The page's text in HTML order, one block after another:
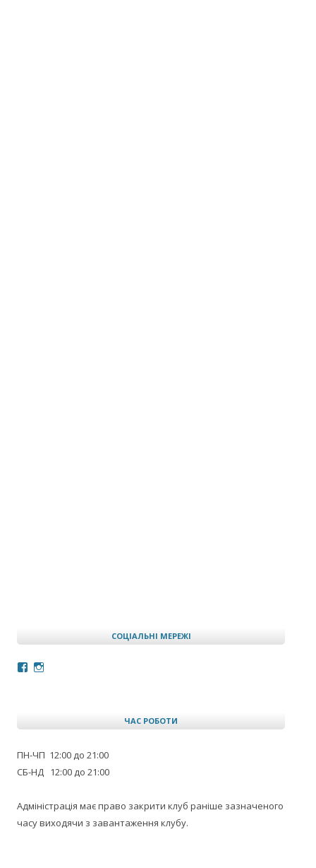
СОЦІАЛЬНІ МЕРЕЖІ
Facebook
Instagram
ЧАС РОБОТИ
ПН-ЧП 12:00 до 21:00
СБ-НД 12:00 до 21:00
Адміністрація має право закрити клуб раніше зазначеного
часу виходячи з завантаження клубу.